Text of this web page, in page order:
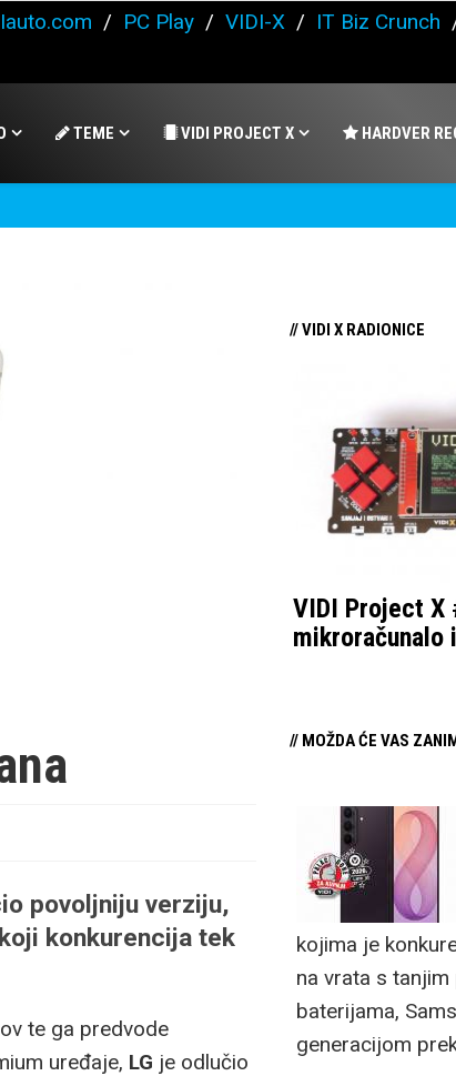
/ PC Play / VIDI-X / IT Biz Crunch
TEME VIDI PROJECT X HARDVER
povoljniju verziju,
konkurencija tek
te ga predvode
uređaje, LG je odlučio
// VIDI X RADIONICE
VIDI Project X
mikroračunalo
// MOŽDA ĆE VAS
kojima je
na vrata s
baterijama,
generacijom